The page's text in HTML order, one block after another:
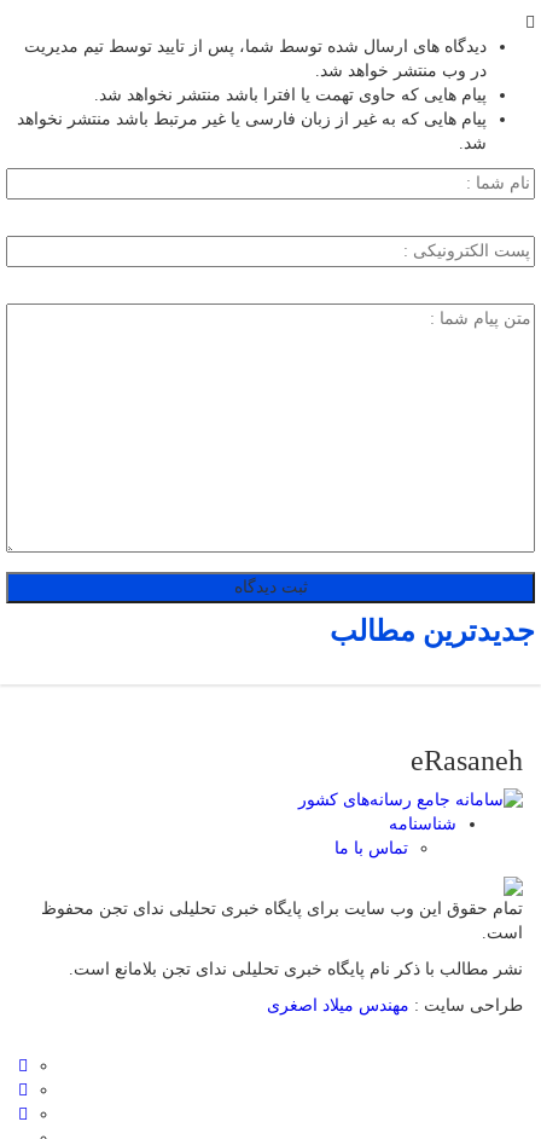
دیدگاه های ارسال شده توسط شما، پس از تایید توسط تیم مدیریت
در وب منتشر خواهد شد.
پیام هایی که حاوی تهمت یا افترا باشد منتشر نخواهد شد.
پیام هایی که به غیر از زبان فارسی یا غیر مرتبط باشد منتشر نخواهد
شد.
جدیدترین مطالب
eRasaneh
شناسنامه
تماس با ما
تمام حقوق این وب سایت برای پایگاه خبری تحلیلی ندای تجن محفوظ
است.
نشر مطالب با ذکر نام پایگاه خبری تحلیلی ندای تجن بلامانع است.
طراحی سایت : مهندس میلاد اصغری